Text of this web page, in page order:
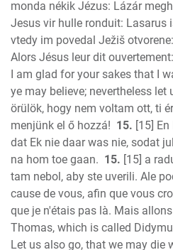
monda nékik Jézus: Lázár
Jesus vir hulle ronduit: Lasarus
vtedy im povedal Ježiš
Alors Jésus leur dit
I am glad for your sakes that I
ye may believe; nevertheless let
örülök, hogy nem voltam ott, ti
menjünk el ő hozzá! 15. [15]
dat Ek nie daar was nie, sodat
na hom toe gaan. 15. [15] a
tam nebol, aby ste uverili. Ale
cause de vous, afin que vous
que je n'étais pas là. Mais
Thomas, which is called
Let us also go, that we may die